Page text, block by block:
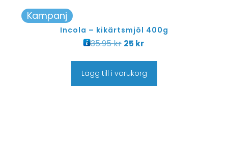
Kampanj
Incola – kikärtsmjöl 400g
35.95kr 25 kr
Lägg till i varukorg